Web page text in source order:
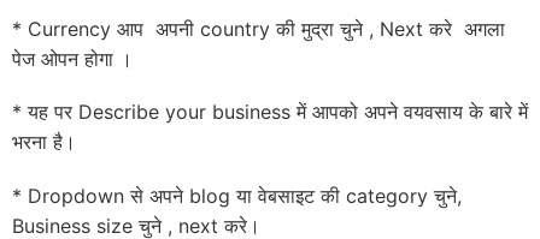
* Currency आप अपनी country की मुद्रा चुने , Next करे अगला
पेज ओपन होगा ।
* यह पर Describe your business में आपको अपने वयवसाय के बारे में
भरना है।
* Dropdown से अपने blog या वेबसाइट की category चुने,
Business size चुने , next करे।